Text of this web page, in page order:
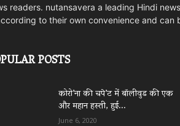
readers. nutansavera a leading Hindi
to their own convenience and
POSTS
कोरो’ना की चपे’ट में बॉलीवुड की एक
और महान हस्ती, हुई...
June 6, 2020